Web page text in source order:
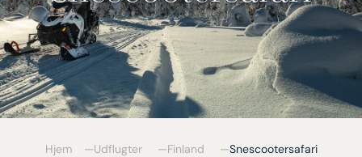
Hjem Udflugter Finland Snescootersafari